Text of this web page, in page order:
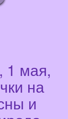
1 мая,
на
и